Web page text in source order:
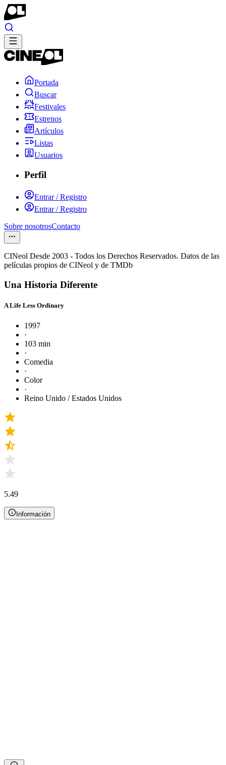
Portada
Buscar
Festivales
Estrenos
Artículos
Listas
Usuarios
Perfil
Entrar / Registro
Entrar / Registro
Sobre nosotrosContacto
CINeol Desde 2003 - Todos los Derechos Reservados. Datos de las
películas propios de CINeol y de TMDb
Una Historia Diferente
A Life Less Ordinary
1997
·
103 min
·
Comedia
·
Color
·
Reino Unido / Estados Unidos
5.49
Información